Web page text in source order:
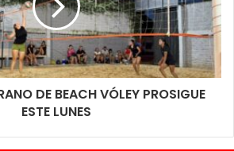
DE BEACH VÓLEY PROSIGUE
ESTE LUNES